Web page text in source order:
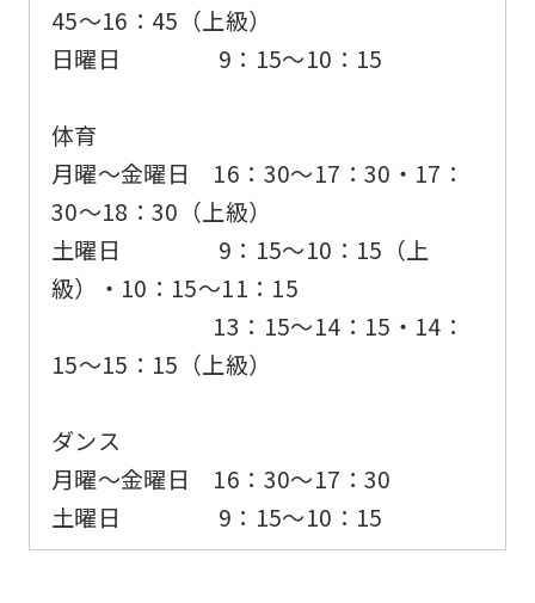
45〜16：45（上級）
日曜日 9：15～10：15
体育
月曜〜金曜日 16：30〜17：30・17：
30〜18：30（上級）
土曜日 9：15〜10：15（上
級）・10：15〜11：15
13：15〜14：15・14：
15〜15：15（上級）
ダンス
月曜～金曜日 16：30〜17：30
土曜日 9：15～10：15
return
top
However,
if
you
translation
service,
the